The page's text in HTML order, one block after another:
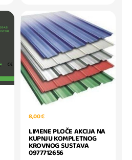
8,00 €
LIMENE PLOČE AKCIJA NA
KUPNJU KOMPLETNOG
KROVNOG SUSTAVA
0977712656